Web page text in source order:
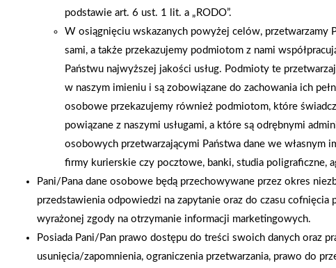
AKTUALNOŚCI
podstawie art. 6 ust. 1 lit. a „RODO”.
W osiągnięciu wskazanych powyżej celów, przetwarzamy
sami, a także przekazujemy podmiotom z nami
Państwu najwyższej jakości usług. Podmioty te
w naszym imieniu i są zobowiązane do zachowania ich
osobowe przekazujemy również podmiotom, które
powiązane z naszymi usługami, a które są odrębnymi
osobowych przetwarzającymi Państwa dane we własnym
firmy kurierskie czy pocztowe, banki, studia poligraficzne,
Pani/Pana dane osobowe będą przechowywane przez okres
przedstawienia odpowiedzi na zapytanie oraz do czasu cofnięcia
wyrażonej zgody na otrzymanie informacji marketingowych.
Posiada Pani/Pan prawo dostępu do treści swoich danych oraz
usunięcia/zapomnienia, ograniczenia przetwarzania, prawo do